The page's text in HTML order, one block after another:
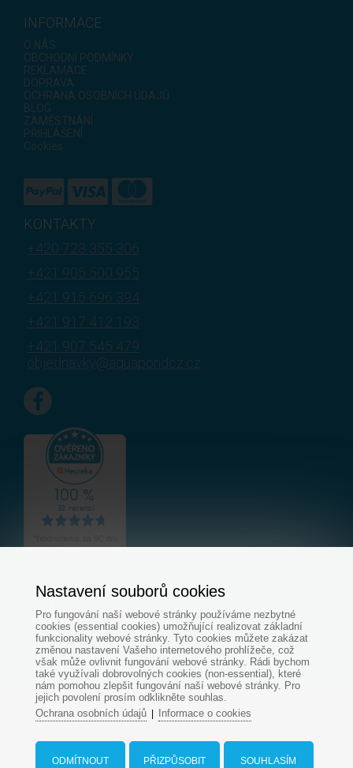
INFORMACE
O NÁS
OBCHODNÍ PODMÍNKY
REKLAMACE
DOPRAVA
OCHRANA OSOBNÍCH ÚDAJŮ
BLOG
ZAMĚSTNÁNÍ
PŘIHLÁŠENÍ
Cookies
KONTAKTY
+420 723 355 306
+421 905 500 955
+421 915 696 394
+421 917 412 193
+421 907 545 479
objednavky@aquapondcz.cz
© Všechna práva vyhrazena - www.aquapondcz.cz
Tvorba web stránekod
Nastavení souborů cookies
Pro fungování naší webové stránky používáme nezbytné
cookies (essential cookies) umožňující realizovat základní
funkcionality webové stránky. Tyto cookies můžete zakázat
změnou nastavení Vašeho internetového prohlížeče, což
však může ovlivnit fungování webové stránky. Rádi bychom
také využívali dobrovolných cookies (non-essential), které
nám pomohou zlepšit fungování naší webové stránky. Pro
jejich povolení prosím odklikněte souhlas.
Ochrana osobních údajů| Informace o cookies
SOUHLASÍM
PŘIZPŮSOBIT
ODMÍTNOUT